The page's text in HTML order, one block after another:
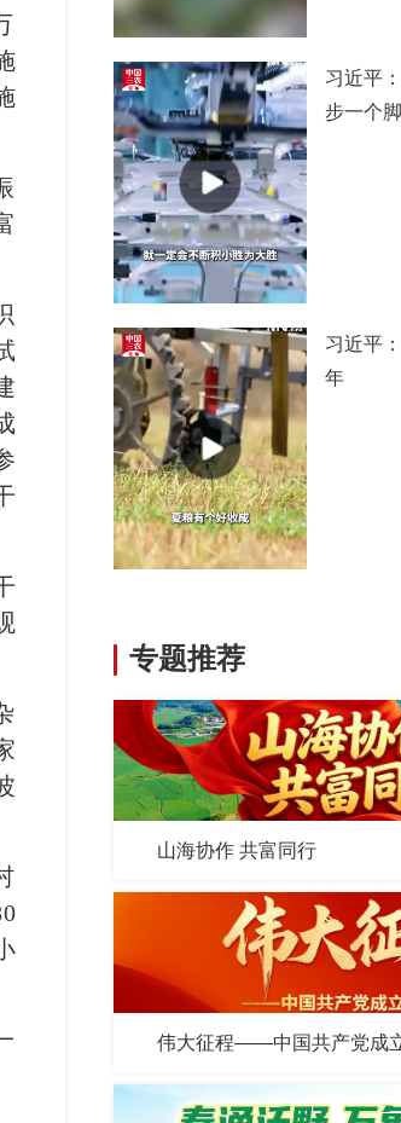
习近平
步一个
习近平
年
专题推荐
山海协作 共富同行
伟大征程——中国共产党成